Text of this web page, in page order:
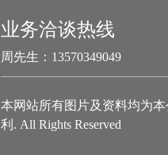
业务洽谈热线
周先生：13570349049
本网站所有图片及资料均为
利. All Rights Reserved